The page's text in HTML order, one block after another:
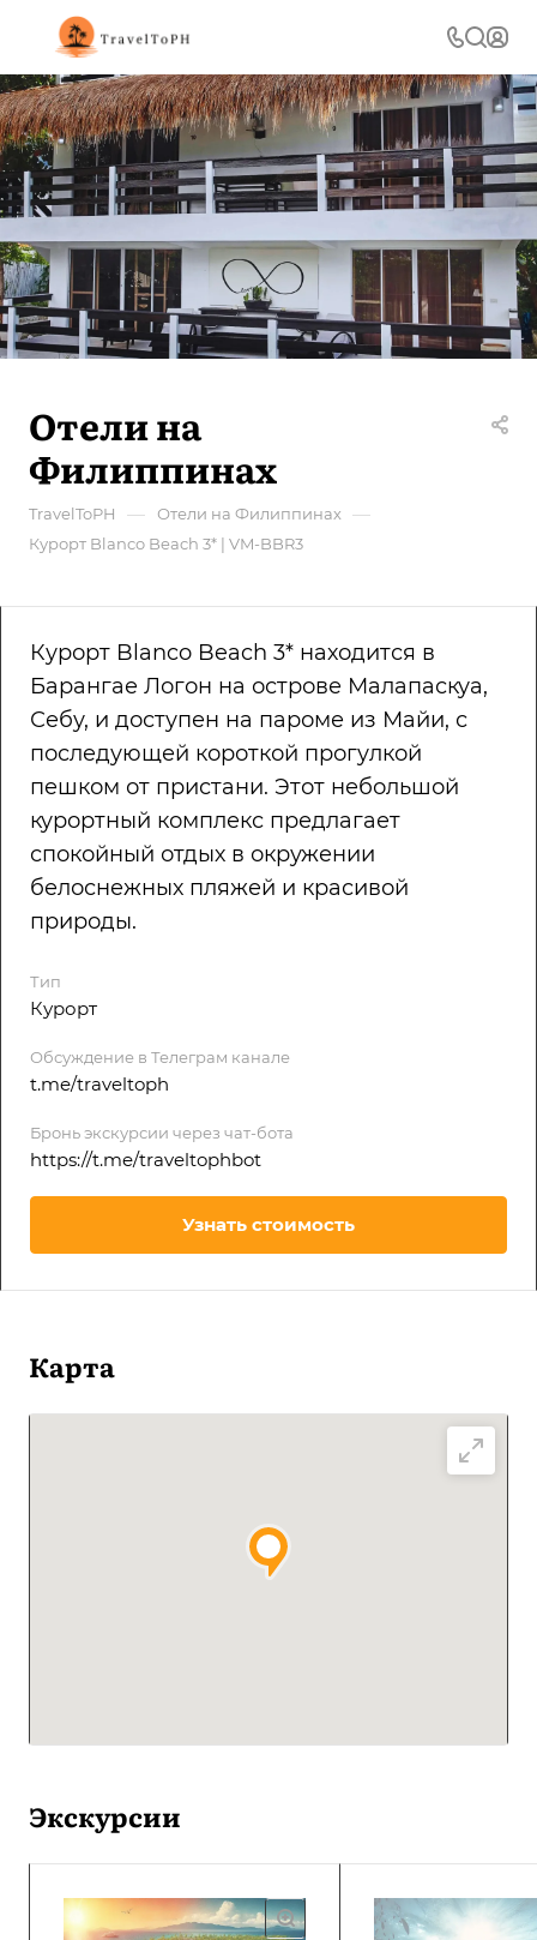
Отели на
Филиппинах
TravelToPH — Отели на Филиппинах —
Курорт Blanco Beach 3* | VM-BBR3
Курорт Blanco Beach 3* находится в
Барангае Логон на острове Малапаскуа,
Себу, и доступен на пароме из Майи, с
последующей короткой прогулкой
пешком от пристани. Этот небольшой
курортный комплекс предлагает
спокойный отдых в окружении
белоснежных пляжей и красивой
природы.
Тип
Курорт
Обсуждение в Телеграм канале
t.me/traveltoph
Бронь экскурсии через чат-бота
https://t.me/traveltophbot
Узнать стоимость
Карта
Экскурсии